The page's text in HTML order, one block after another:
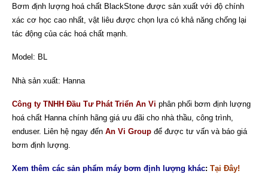
Bơm định lượng hoá chất BlackStone được sản xuất với độ chính
xác cơ học cao nhất, vật liêu được chọn lựa có khả năng chống lại
tác động của các hoá chất mạnh.
Model: BL
Nhà sản xuất: Hanna
Công ty TNHH Đầu Tư Phát Triển An Vi phân phối bơm định lượng
hoá chất Hanna chính hãng giá ưu đãi cho nhà thầu, công trình,
enduser. Liên hệ ngay đến An Vi Group để được tư vấn và báo giá
bơm định lượng.
Xem thêm các sản phẩm máy bơm định lượng khác: Tại Đây!